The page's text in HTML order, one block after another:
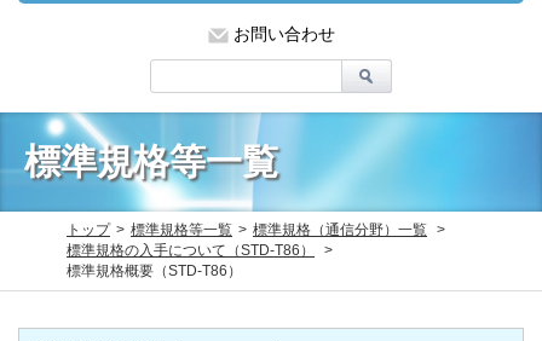
お問い合わせ
標準規格等一覧
トップ 標準規格等一覧
標準規格（通信分野）一覧
標準規格の入手について（STD-T86）
標準規格概要（STD-T86）